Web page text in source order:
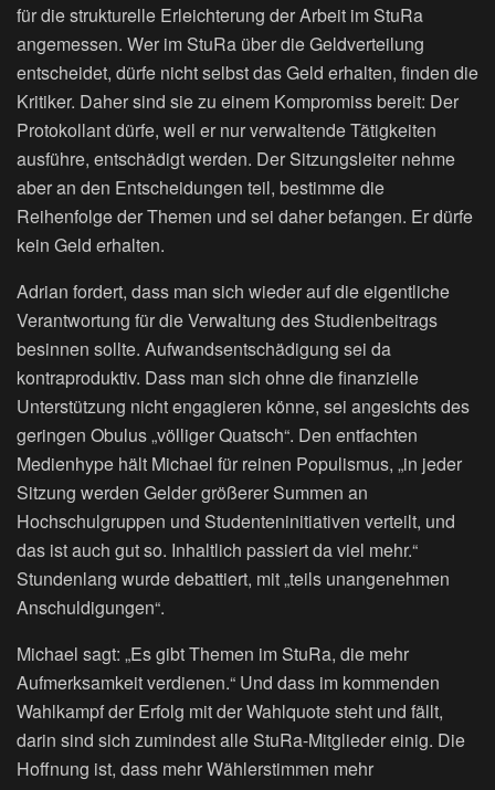
für die strukturelle Erleichterung der Arbeit im StuRa
angemessen. Wer im StuRa über die Geldverteilung
entscheidet, dürfe nicht selbst das Geld erhalten, finden die
Kritiker. Daher sind sie zu einem Kompromiss bereit: Der
Protokollant dürfe, weil er nur verwaltende Tätigkeiten
ausführe, entschädigt werden. Der Sitzungsleiter nehme
aber an den Entscheidungen teil, bestimme die
Reihenfolge der Themen und sei daher befangen. Er dürfe
kein Geld erhalten.
Adrian fordert, dass man sich wieder auf die eigentliche
Verantwortung für die Verwaltung des Studienbeitrags
besinnen sollte. Aufwandsentschädigung sei da
kontraproduktiv. Dass man sich ohne die finanzielle
Unterstützung nicht engagieren könne, sei angesichts des
geringen Obulus „völliger Quatsch“. Den entfachten
Medienhype hält Michael für reinen Populismus, „in jeder
Sitzung werden Gelder größerer Summen an
Hochschulgruppen und Studenteninitiativen verteilt, und
das ist auch gut so. Inhaltlich passiert da viel mehr.“
Stundenlang wurde debattiert, mit „teils unangenehmen
Anschuldigungen“.
Michael sagt: „Es gibt Themen im StuRa, die mehr
Aufmerksamkeit verdienen.“ Und dass im kommenden
Wahlkampf der Erfolg mit der Wahlquote steht und fällt,
darin sind sich zumindest alle StuRa-Mitglieder einig. Die
Hoffnung ist, dass mehr Wählerstimmen mehr